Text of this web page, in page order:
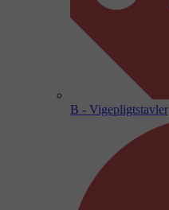
B - Vigepligtstavler